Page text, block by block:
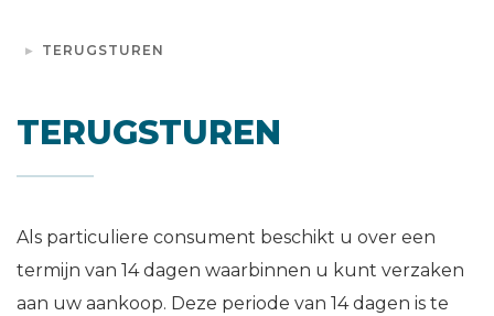
TERUGSTUREN
TERUGSTUREN
Als particuliere consument beschikt u over een
termijn van 14 dagen waarbinnen u kunt verzaken
aan uw aankoop. Deze periode van 14 dagen is te